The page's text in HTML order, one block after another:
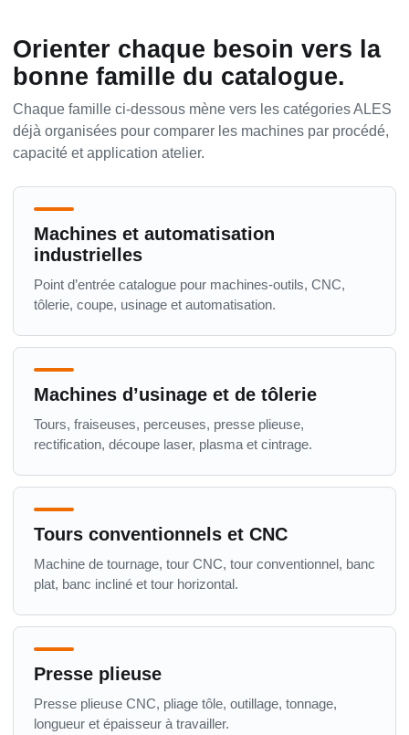
Orienter chaque besoin vers la
bonne famille du catalogue.
Chaque famille ci-dessous mène vers les catégories ALES
déjà organisées pour comparer les machines par procédé,
capacité et application atelier.
Machines et automatisation
industrielles
Point d’entrée catalogue pour machines-outils, CNC,
tôlerie, coupe, usinage et automatisation.
Machines d’usinage et de tôlerie
Tours, fraiseuses, perceuses, presse plieuse,
rectification, découpe laser, plasma et cintrage.
Tours conventionnels et CNC
Machine de tournage, tour CNC, tour conventionnel, banc
plat, banc incliné et tour horizontal.
Presse plieuse
Presse plieuse CNC, pliage tôle, outillage, tonnage,
longueur et épaisseur à travailler.